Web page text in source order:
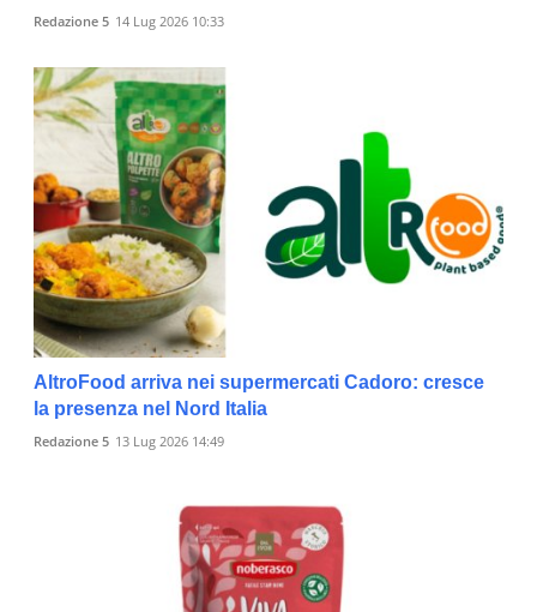
Redazione 5 14 Lug 2026 10:33
AltroFood arriva nei supermercati Cadoro: cresce
la presenza nel Nord Italia
Redazione 5 13 Lug 2026 14:49